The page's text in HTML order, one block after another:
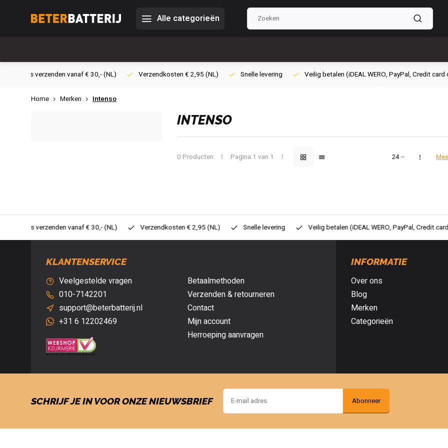
Alle categorieën
Verzendkosten € 2,95 (NL) Snelle levering Veilig betalen (iDEAL WERO, PayPal, Credit card of Achteraf betalen)
Home Merken Intenso
INTENSO
0 Producten Pagina 1 van 1
Verzendkosten € 2,95 (NL) Snelle levering Veilig betalen (iDEAL WERO, PayPal, Credit card of Achteraf betalen)
KLANTENSERVICE
Veelgestelde vragen
010-7142201
support@beterbatterij.nl
+31 6 12202469
Betaalmethoden
Verzenden & retourneren
Contact
Mijn account
Herroeping aanvragen
INFORMATIE
Over ons
Blog
Merken
Categorieën
SCHRIJF JE IN VOOR ONZE NIEUWSBRIEF Abonneer